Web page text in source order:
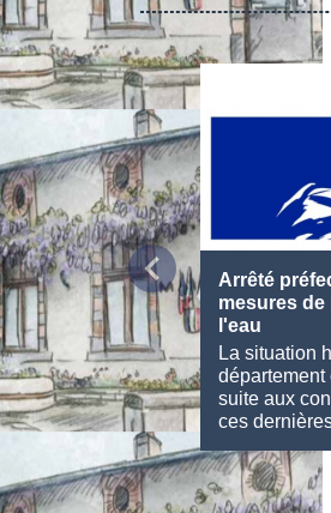
Arrêté
mesures
l'eau
La situation
département
suite aux
ces
chevron_left